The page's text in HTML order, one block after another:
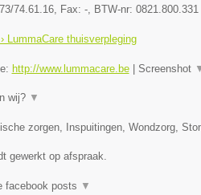
74.61.16, Fax: -, BTW-nr: 0821.800.331
LummaCare thuisverpleging
http://www.lummacare.be| Screenshot
wij? ▼
zorgen, Inspuitingen, Wondzorg,
gewerkt op afspraak.
facebook posts ▼